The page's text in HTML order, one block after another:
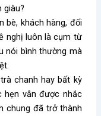
giàu?
bè, khách hàng, đối
nghị luôn là cụm từ
nói bình thường mà
chanh hay bất kỳ
hẹn vẫn được nhắc
chung đã trở thành